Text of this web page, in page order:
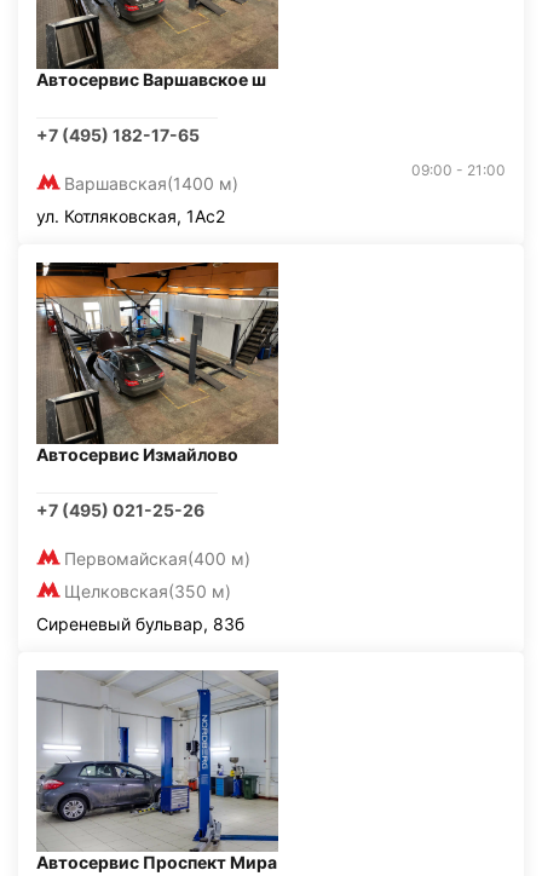
Автосервис Варшавское ш
+7 (495) 182-17-65
Варшавская(1400 м)
09:00 - 21:00
ул. Котляковская, 1Ас2
Автосервис Измайлово
+7 (495) 021-25-26
Первомайская(400 м)
Щелковская(350 м)
Сиреневый бульвар, 83б
Автосервис Проспект Мира